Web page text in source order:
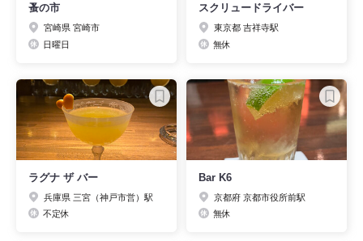
蚤の市
宮崎県 宮崎市
日曜日
スクリュードライバー
東京都 吉祥寺駅
無休
ラグナ ザ バー
兵庫県 三宮（神戸市営）駅
不定休
Bar K6
京都府 京都市役所前駅
無休